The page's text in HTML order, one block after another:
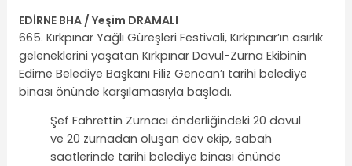
EDİRNE BHA / Yeşim DRAMALI
665. Kırkpınar Yağlı Güreşleri Festivali, Kırkpınar’ın asırlık
geleneklerini yaşatan Kırkpınar Davul-Zurna Ekibinin
Edirne Belediye Başkanı Filiz Gencan’ı tarihi belediye
binası önünde karşılamasıyla başladı.
Şef Fahrettin Zurnacı önderliğindeki 20 davul
ve 20 zurnadan oluşan dev ekip, sabah
saatlerinde tarihi belediye binası önünde